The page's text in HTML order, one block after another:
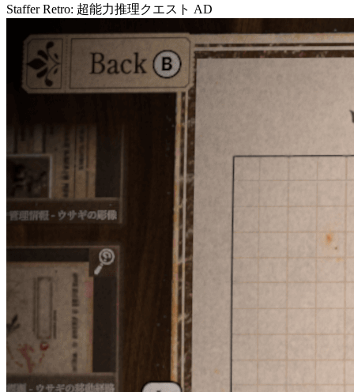
Staffer Retro: 超能力推理クエスト AD